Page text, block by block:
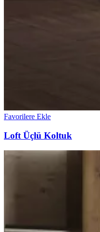
Favorilere Ekle
Loft Üçlü Koltuk